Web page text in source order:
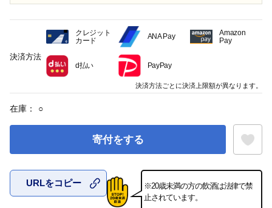
在庫： ○
寄付をする
お気に入
URLをコピー
※20歳未満の方の飲酒は法律で禁
止されています。
決済方法
クレジット
カード
ANA Pay
Amazon
Pay
d払い PayPay
決済方法ごとに決済上限額が異なります。